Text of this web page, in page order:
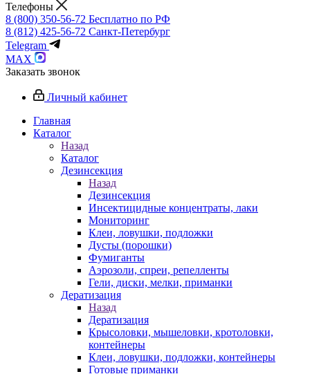
Телефоны
8 (800) 350-56-72 Бесплатно по РФ
8 (812) 425-56-72 Санкт-Петербург
Telegram
MAX
Заказать звонок
Личный кабинет
Главная
Каталог
Назад
Каталог
Дезинсекция
Назад
Дезинсекция
Инсектицидные концентраты, лаки
Мониторинг
Клеи, ловушки, подложки
Дусты (порошки)
Фумиганты
Аэрозоли, спреи, репелленты
Гели, диски, мелки, приманки
Дератизация
Назад
Дератизация
Крысоловки, мышеловки, кротоловки,
контейнеры
Клеи, ловушки, подложки, контейнеры
Готовые приманки